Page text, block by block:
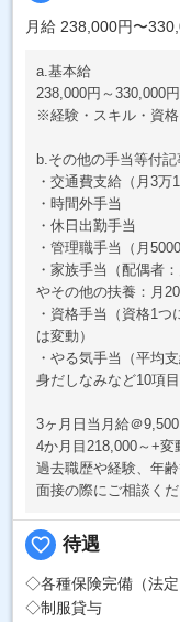
月給 238,000円〜
a.基本給
238,000円～330,000円
※経験・スキル・資
b.その他の手当等付記
・交通費支給（月3万
・時間外手当
・休日出勤手当
・管理職手当（月
・家族手当（配偶者
やその他の扶養：月
・資格手当（資格1
は変動）
・やる気手当（平均
身だしなみなど10項
3ヶ月日当月給＠
4か月目218,000～+変
過去職歴や経験、年齢
面接の際にご相談くだ
favorite_border 待遇
◇各種保険完備（法定
◇制服貸与